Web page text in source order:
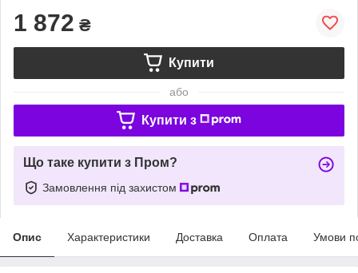
1 872 ₴
Купити
або
Купити з
Що таке купити з Пром?
Замовлення під захистом
Опис Характеристики Доставка Оплата Умови